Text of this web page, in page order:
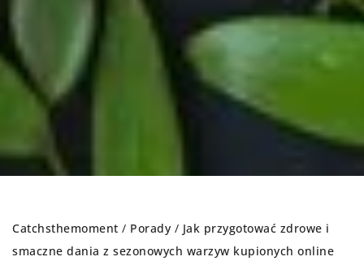
Catchsthemoment / Porady / Jak przygotować zdrowe i
smaczne dania z sezonowych warzyw kupionych online